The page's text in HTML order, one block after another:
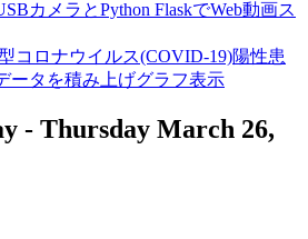
カメラとPython FlaskでWeb動画ス
コロナウイルス(COVID-19)陽性患
ータを積み上げグラフ表示
- Thursday March 26,